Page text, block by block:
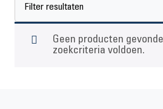
Filter resultaten
Toon alles
Geen producten
zoekcriteria voldoen.